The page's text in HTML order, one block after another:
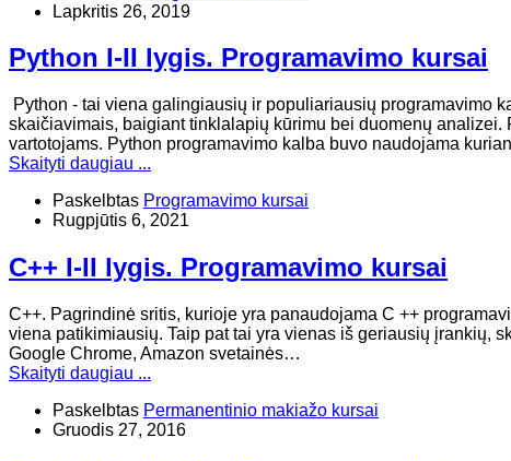
Lapkritis 26, 2019
Python I-II lygis. Programavimo kursai
Python - tai viena galingiausių ir populiariausių programavimo
skaičiavimais, baigiant tinklalapių kūrimu bei duomenų
vartotojams. Python programavimo kalba buvo naudojama
Skaityti daugiau ...
Paskelbtas Programavimo kursai
Rugpjūtis 6, 2021
C++ I-II lygis. Programavimo kursai
C++. Pagrindinė sritis, kurioje yra panaudojama C ++
viena patikimiausių. Taip pat tai yra vienas iš geriausių įrankių,
Google Chrome, Amazon svetainės…
Skaityti daugiau ...
Paskelbtas Permanentinio makiažo kursai
Gruodis 27, 2016